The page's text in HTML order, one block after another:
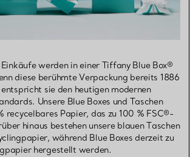
werden in einer Tiffany Blue Box®
diese berühmte Verpackung bereits 1886
sie den heutigen modernen
Unsere Blue Boxes und Taschen
recycelbares Papier, das zu 100 % FSC®-
hinaus bestehen unsere blauen Taschen
während Blue Boxes derzeit zu
hergestellt werden.